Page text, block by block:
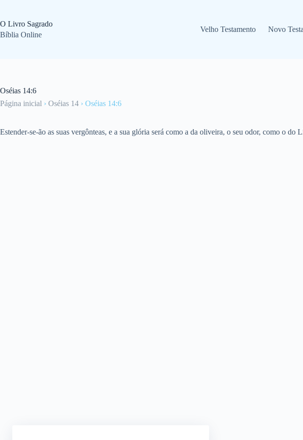
o
conteúdo
O Livro Sagrado
Bíblia Online
Velho Testamento Novo
Oséias 14:6
Página inicial › Oséias 14 › Oséias 14:6
Estender-se-ão as suas vergônteas, e a sua glória será como a da oliveira, o seu odor, como o do